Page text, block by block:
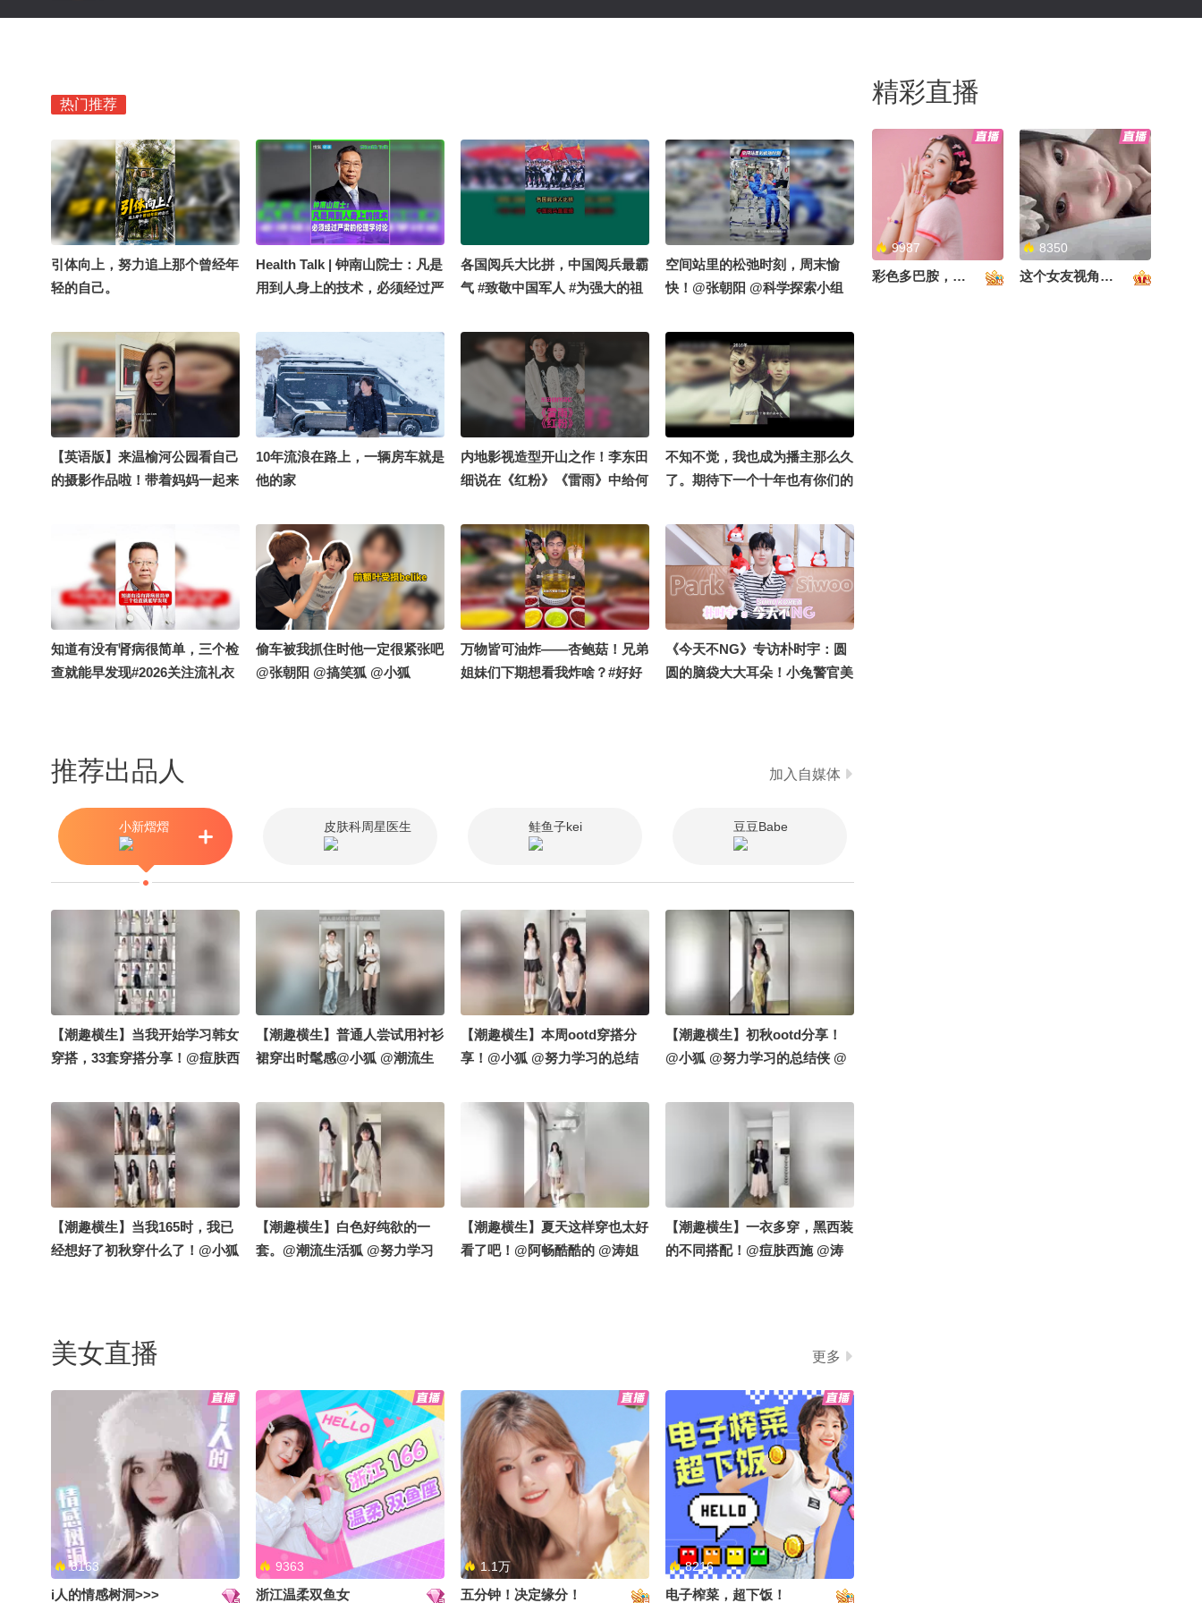
热门推荐
引体向上，努力追上那个曾经年
轻的自己。
Health Talk | 钟南山院士：凡是
用到人身上的技术，必须经过严
各国阅兵大比拼，中国阅兵最霸
气 #致敬中国军人 #为强大的祖
空间站里的松弛时刻，周末愉
快！@张朝阳 @科学探索小组
航天启蒙 @大美兴凯湖 @医声
英语 @心悦是我 @溪宝22 @努
力学习的总结侠 @小狐 @叁柒
不是贰拾壹 @孙悦老师 @晓乐
教授 @李旭的散装生物学 @李
老师水煮宇宙 @蒋院长讲航天
@付虹医生 @虹静的敬生活 @
【英语版】来温榆河公园看自己
的摄影作品啦！带着妈妈一起来
#关注流十年一刻 #张朝阳的英
语课十周年 #16秒拍什么 @张
朝阳 @阿畅酷酷的 @摄影狐 @
高速公鹿 @我身上有wifi @痘
肤西施 @摸鱼兄弟 @涛姐是女
神 @狐圈圈 @知识狐 @成长狐
10年流浪在路上，一辆房车就是
他的家
内地影视造型开山之作！李东田
细说在《红粉》《雷雨》中给何
红 #何赛飞 #王志文 #归亚蕾 #
星光计划
不知不觉，我也成为播主那么久
了。期待下一个十年也有你们的
阳 @小丰本丰 @成长狐 @搞笑
狐
知道有没有肾病很简单，三个检
查就能早发现#2026关注流礼衣
朝阳 @健康狐 @科学探索小组
偷车被我抓住时他一定很紧张吧
@张朝阳 @搞笑狐 @小狐
万物皆可油炸——杏鲍菇！兄弟
姐妹们下期想看我炸啥？#好好
《今天不NG》专访朴时宇：圆
圆的脑袋大大耳朵！小兔警官美
推荐出品人 加入自媒体
小新熠熠 皮肤科周星医生 鲑鱼子kei 豆豆Babe
【潮趣横生】当我开始学习韩女
穿搭，33套穿搭分享！@痘肤西
总结侠 @阿畅酷酷的 @潮流生
活狐 @小狐 #一不小心就潮了 #
地球online秋关副本 #2026秋季
搜狐视频关注流大会
【潮趣横生】普通人尝试用衬衫
裙穿出时髦感@小狐 @潮流生
的总结侠 @涛姐是女神 @痘肤
西施 #一不小心就潮了 #地球
online秋关副本 #2026秋季搜狐
视频关注流大会
【潮趣横生】本周ootd穿搭分
享！@小狐 @努力学习的总结
涛姐是女神 @阿畅酷酷的 #一不
小心就潮了 #地球online秋关副
本 #2026秋季搜狐视频关注流大
【潮趣横生】初秋ootd分享！
@小狐 @努力学习的总结侠 @
地球online秋关副本 #2026秋季
搜狐视频关注流大会
【潮趣横生】当我165时，我已
经想好了初秋穿什么了！@小狐
#地球online秋关副本 #2026秋
季搜狐视频关注流大会
【潮趣横生】白色好纯欲的一
套。@潮流生活狐 @努力学习
【潮趣横生】夏天这样穿也太好
看了吧！@阿畅酷酷的 @涛姐
【潮趣横生】一衣多穿，黑西装
的不同搭配！@痘肤西施 @涛
【潮趣横生】浅浅期待一下秋冬
天！@努力学习的总结侠 @潮
流生活狐 @小狐 @痘肤西施 @
涛姐是女神 @阿畅酷酷的 #一不
小心就潮了 #地球online秋关副
本 #2026秋季搜狐视频关注流大
会
【潮趣横生】当你有一件粉衬衫
不知道怎么搭配时@阿畅酷酷的
@涛姐是女神 @痘肤西施 @潮
流生活狐 @努力学习的总结侠
@小狐 #地球online秋关副本
#2026秋季搜狐视频关注流大会
【潮趣横生】这样穿也太好了
吧！@潮流生活狐 @努力学习
的总结侠 @小狐 #一不小心就潮
了 #地球online秋关副本 #2026
秋季搜狐视频关注流大会
【潮趣横生】入秋西装，这套简
直帅爆了@阿畅酷酷的 @涛姐
是女神 @痘肤西施 @小狐 @努
力学习的总结侠 @潮流生活狐 #
一不小心就潮了 #地球online秋
关副本 #2026秋季搜狐视频关注
流大会
美女直播 更多
8163
i人的情感树洞>>>
9363
浙江温柔双鱼女
1.1万
五分钟！决定缘分！
8216
电子榨菜，超下饭！
精彩直播
9987
彩色多巴胺，甜到心里啦！
8350
这个女友视角好治愈~